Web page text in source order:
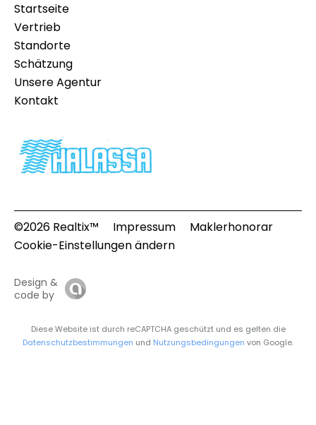
Startseite
Vertrieb
Standorte
Schätzung
Unsere Agentur
Kontakt
©2026 Realtix™ Impressum
Maklerhonorar
Cookie-Einstellungen ändern
Design &
code by
Diese Website ist durch reCAPTCHA geschützt und es gelten die
Datenschutzbestimmungen und Nutzungsbedingungen von Google.